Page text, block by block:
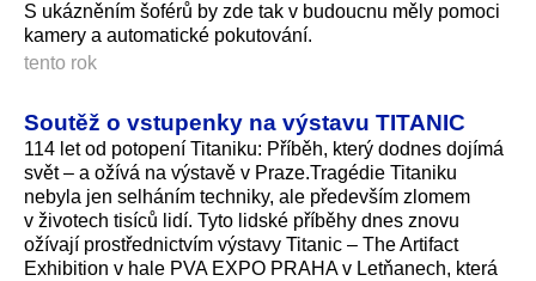
S ukázněním šoférů by zde tak v budoucnu měly pomoci
kamery a automatické pokutování.
tento rok
Soutěž o vstupenky na výstavu TITANIC
114 let od potopení Titaniku: Příběh, který dodnes dojímá
svět – a ožívá na výstavě v Praze.Tragédie Titaniku
nebyla jen selháním techniky, ale především zlomem
v životech tisíců lidí. Tyto lidské příběhy dnes znovu
ožívají prostřednictvím výstavy Titanic – The Artifact
Exhibition v hale PVA EXPO PRAHA v Letňanech, která